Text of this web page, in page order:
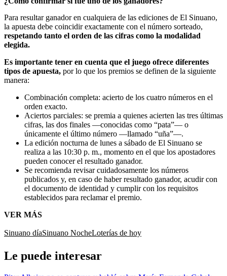
Para resultar ganador en cualquiera de las ediciones de El Sinuano,
la apuesta debe coincidir exactamente con el número sorteado,
respetando tanto el orden de las cifras como la modalidad
elegida.
Es importante tener en cuenta que el juego ofrece diferentes
tipos de apuesta, por lo que los premios se definen de la siguiente
manera:
Combinación completa: acierto de los cuatro números en el
orden exacto.
Aciertos parciales: se premia a quienes acierten las tres últimas
cifras, las dos finales —conocidas como “pata”— o
únicamente el último número —llamado “uña”—.
La edición nocturna de lunes a sábado de El Sinuano se
realiza a las 10:30 p. m., momento en el que los apostadores
pueden conocer el resultado ganador.
Se recomienda revisar cuidadosamente los números
publicados y, en caso de haber resultado ganador, acudir con
el documento de identidad y cumplir con los requisitos
establecidos para reclamar el premio.
VER MÁS
Sinuano díaSinuano NocheLoterías de hoy
Le puede interesar